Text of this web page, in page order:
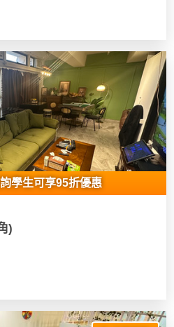
學生可享95折優惠
)